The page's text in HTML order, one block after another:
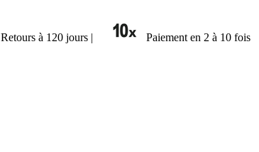
Retours à 120 jours |
Paiement en 2 à 10 fois